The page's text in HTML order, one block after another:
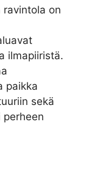
ravintola on
ilmapiiristä.
paikka
sekä